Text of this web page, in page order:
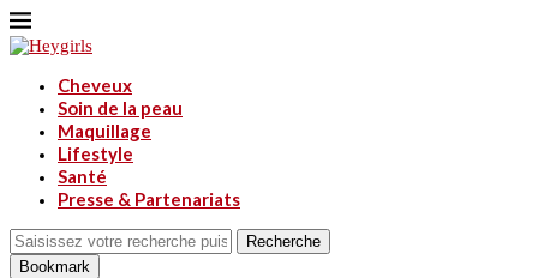
Cheveux
Soin de la peau
Maquillage
Lifestyle
Santé
Presse & Partenariats
Recherche
Bookmark